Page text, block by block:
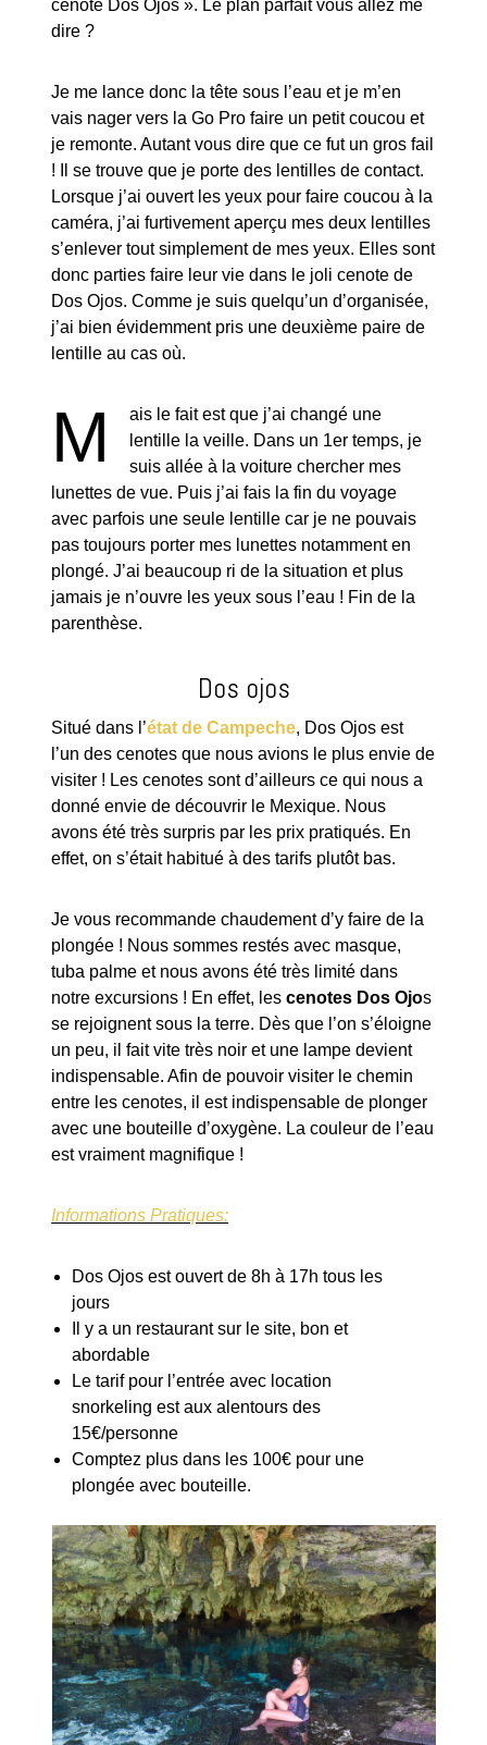
cenote Dos Ojos ». Le plan parfait vous allez me
dire ?
Je me lance donc la tête sous l’eau et je m’en
vais nager vers la Go Pro faire un petit coucou et
je remonte. Autant vous dire que ce fut un gros fail
! Il se trouve que je porte des lentilles de contact.
Lorsque j’ai ouvert les yeux pour faire coucou à la
caméra, j’ai furtivement aperçu mes deux lentilles
s’enlever tout simplement de mes yeux. Elles sont
donc parties faire leur vie dans le joli cenote de
Dos Ojos. Comme je suis quelqu’un d’organisée,
j’ai bien évidemment pris une deuxième paire de
lentille au cas où.
M
ais le fait est que j’ai changé une
lentille la veille. Dans un 1er temps, je
suis allée à la voiture chercher mes
lunettes de vue. Puis j’ai fais la fin du voyage
avec parfois une seule lentille car je ne pouvais
pas toujours porter mes lunettes notamment en
plongé. J’ai beaucoup ri de la situation et plus
jamais je n’ouvre les yeux sous l’eau ! Fin de la
parenthèse.
Dos ojos
Situé dans l’état de Campeche, Dos Ojos est
l’un des cenotes que nous avions le plus envie de
visiter ! Les cenotes sont d’ailleurs ce qui nous a
donné envie de découvrir le Mexique. Nous
avons été très surpris par les prix pratiqués. En
effet, on s’était habitué à des tarifs plutôt bas.
Je vous recommande chaudement d’y faire de la
plongée ! Nous sommes restés avec masque,
tuba palme et nous avons été très limité dans
notre excursions ! En effet, les cenotes Dos Ojos
se rejoignent sous la terre. Dès que l’on s’éloigne
un peu, il fait vite très noir et une lampe devient
indispensable. Afin de pouvoir visiter le chemin
entre les cenotes, il est indispensable de plonger
avec une bouteille d’oxygène. La couleur de l’eau
est vraiment magnifique !
Informations Pratiques:
Dos Ojos est ouvert de 8h à 17h tous les
jours
Il y a un restaurant sur le site, bon et
abordable
Le tarif pour l’entrée avec location
snorkeling est aux alentours des
15€/personne
Comptez plus dans les 100€ pour une
plongée avec bouteille.